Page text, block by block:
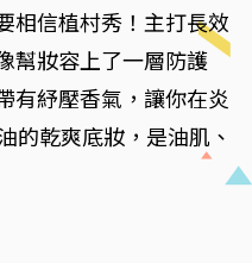
相信植村秀！主打長效
幫妝容上了一層防護
有紓壓香氣，讓你在炎
的乾爽底妝，是油肌、